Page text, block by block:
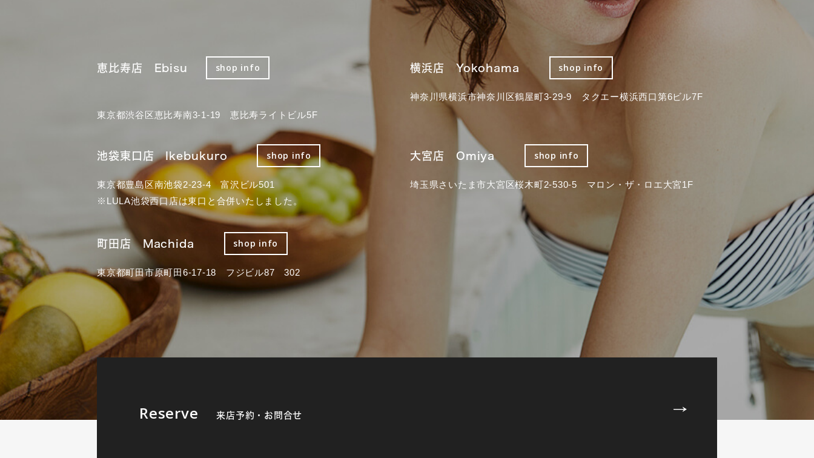
恵比寿店 Ebisu shop info
東京都渋谷区恵比寿南3-1-19 恵比寿ライトビル5F
横浜店 Yokohama shop info
神奈川県横浜市神奈川区鶴屋町3-29-9 タクエー横浜西口第6ビル7F
池袋東口店 Ikebukuro shop info
東京都豊島区南池袋2-23-4 富沢ビル501
※LULA池袋西口店は東口と合併いたしました。
大宮店 Omiya shop info
埼玉県さいたま市大宮区桜木町2-530-5 マロン・ザ・ロエ大宮1F
町田店 Machida shop info
東京都町田市原町田6-17-18 フジビル87 302
Reserve 来店予約・お問合せ